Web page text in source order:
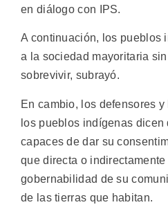
en diálogo con IPS.
A continuación, los pueblos
a la sociedad mayoritaria
sobrevivir, subrayó.
En cambio, los defensores
los pueblos indígenas
capaces de dar su
que directa o
gobernabilidad de su
de las tierras que habitan.